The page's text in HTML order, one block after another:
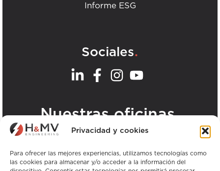
Privacidad y cookies
Para ofrecer las mejores experiencias, utilizamos tecnologías como
las cookies para almacenar y/o acceder a la información del
Informe ESG
Sociales.
Nuestras oficinas.
Ver todas las oficinas de H&MV